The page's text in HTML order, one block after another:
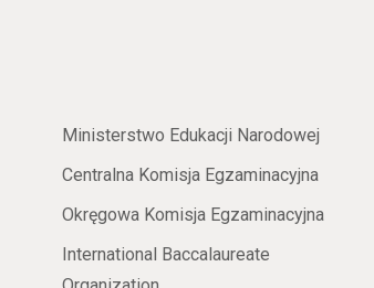
Ministerstwo Edukacji Narodowej
Centralna Komisja Egzaminacyjna
Okręgowa Komisja Egzaminacyjna
International Baccalaureate